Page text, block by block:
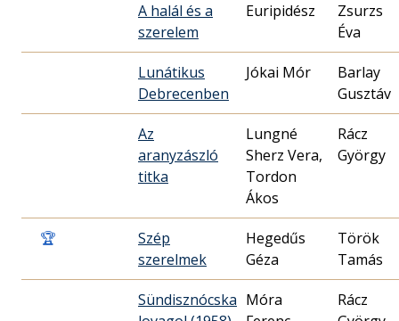
A halál és a
szerelem
Euripidész
Zsurzs
Éva
Lunátikus
Debrecenben
Jókai Mór
Barlay
Gusztáv
Az
aranyzászló
titka
Lungné
Sherz Vera,
Tordon
Ákos
Rácz
György
🏆
Szép
szerelmek
Hegedűs
Géza
Török
Tamás
Sündisznócska Móra
Rácz